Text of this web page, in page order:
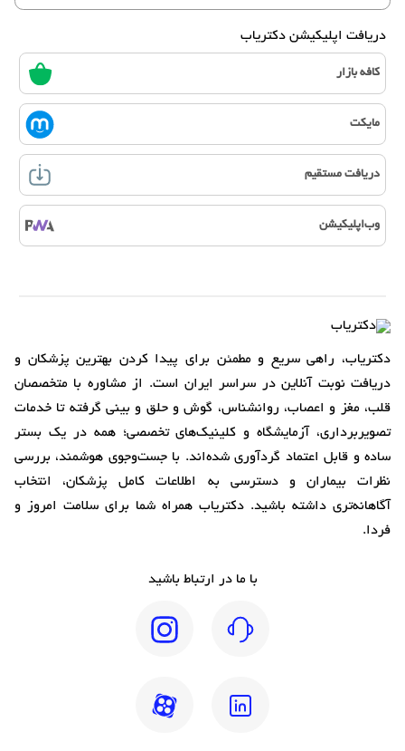
دریافت اپلیکیشن دکتریاب
کافه بازار
مایکت
دریافت مستقیم
وب‌اپلیکیشن
دکتریاب، راهی سریع و مطمئن برای پیدا کردن بهترین پزشکان و
دریافت نوبت آنلاین در سراسر ایران است. از مشاوره با متخصصان
قلب، مغز و اعصاب، روانشناس، گوش و حلق و بینی گرفته تا خدمات
تصویربرداری، آزمایشگاه و کلینیک‌های تخصصی؛ همه در یک بستر
ساده و قابل اعتماد گردآوری شده‌اند. با جست‌وجوی هوشمند، بررسی
نظرات بیماران و دسترسی به اطلاعات کامل پزشکان، انتخاب
آگاهانه‌تری داشته باشید. دکتریاب همراه شما برای سلامت امروز و
فردا.
با ما در ارتباط باشید